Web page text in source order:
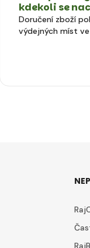
kdekoli se
Doručení zboží
výdejných míst